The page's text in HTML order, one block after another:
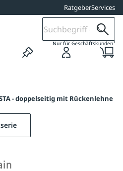
RatgeberServices
Nur für Geschäftskunden1
- doppelseitig mit Rückenlehne